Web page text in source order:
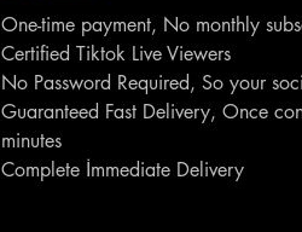
One-time payment, No monthly
Certified Tiktok Live Viewers
No Password Required, So your
Guaranteed Fast Delivery, Once
minutes
Complete İmmediate Delivery